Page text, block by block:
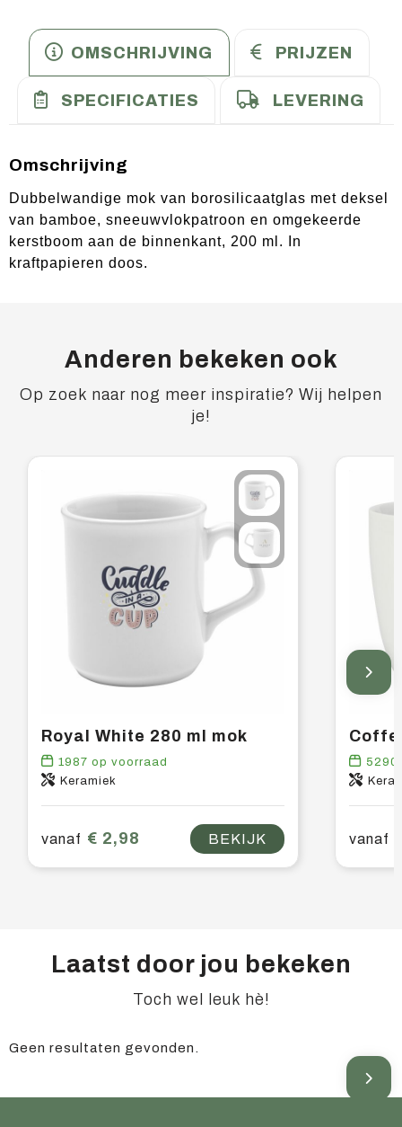
OMSCHRIJVING PRIJZEN
SPECIFICATIES LEVERING
Omschrijving
Dubbelwandige mok van borosilicaatglas met deksel
van bamboe, sneeuwvlokpatroon en omgekeerde
kerstboom aan de binnenkant, 200 ml. In
kraftpapieren doos.
Anderen bekeken ook
Op zoek naar nog meer inspiratie? Wij helpen
je!
Royal White 280 ml mok
1987 op voorraad
Keramiek
vanaf € 2,98 BEKIJK
5290
vanaf
Laatst door jou bekeken
Toch wel leuk hè!
Geen resultaten gevonden.